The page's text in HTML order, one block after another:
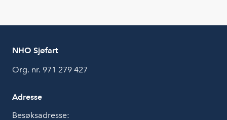
NHO Sjøfart
Org. nr. 971 279 427
Adresse
Besøksadresse: